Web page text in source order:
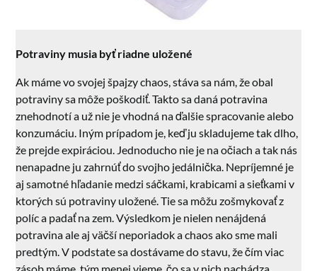
Potraviny musia byť riadne uložené
Ak máme vo svojej špajzy chaos, stáva sa nám, že obal
potraviny sa môže poškodiť. Takto sa daná potravina
znehodnotí a už nie je vhodná na ďalšie spracovanie alebo
konzumáciu. Iným prípadom je, keď ju skladujeme tak dlho,
že prejde expiráciou. Jednoducho nie je na očiach a tak nás
nenapadne ju zahrnúť do svojho jedálnička. Nepríjemné je
aj samotné hľadanie medzi sáčkami, krabicami a sieťkami v
ktorých sú potraviny uložené. Tie sa môžu zošmykovať z
políc a padať na zem. Výsledkom je nielen nenájdená
potravina ale aj väčší neporiadok a chaos ako sme mali
predtým. V podstate sa dostávame do stavu, že čím viac